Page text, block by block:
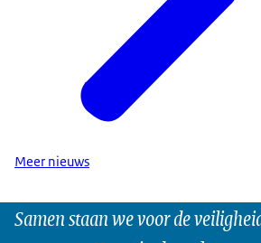
Meer nieuws
Samen staan we voor de